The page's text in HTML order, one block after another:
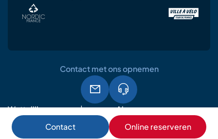
Contact Online reserveren
Wettelijke
vermeldingen
AVG
Algemene
Contact met ons opnemen